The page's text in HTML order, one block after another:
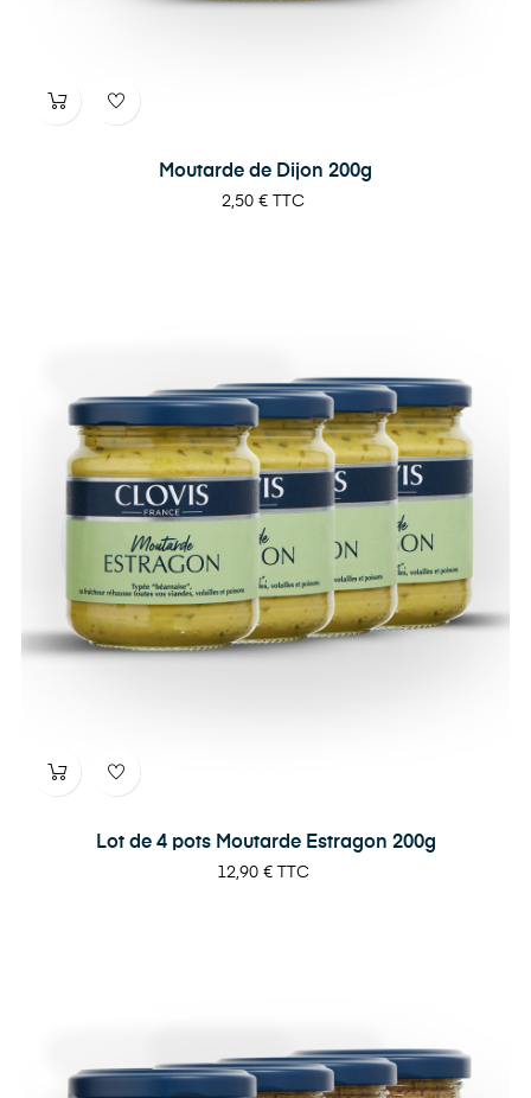
Moutarde de Dijon 200g
Prix
2,50 € TTC
Lot de 4 pots Moutarde Estragon 200g
Prix
12,90 € TTC